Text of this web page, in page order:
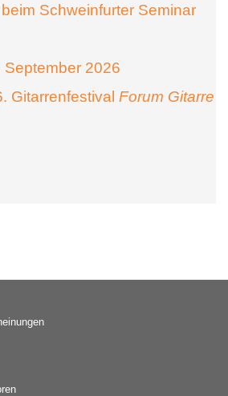
Schweinfurter Seminar
September 2026
Gitarrenfestival Forum Gitarre